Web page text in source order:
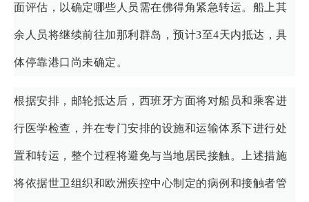
面评估，以确定哪些人员需在佛得角紧急转运。船上其
余人员将继续前往加那利群岛，预计3至4天内抵达，具
体停靠港口尚未确定。
根据安排，邮轮抵达后，西班牙方面将对船员和乘客进
行医学检查，并在专门安排的设施和运输体系下进行处
置和转运，整个过程将避免与当地居民接触。上述措施
将依据世卫组织和欧洲疾控中心制定的病例和接触者管